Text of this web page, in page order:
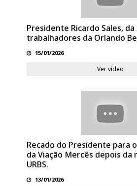
Presidente Ricardo Sales,
trabalhadores da Orlando
15/01/2026
Ver vídeo
Recado do Presidente para
da Viação Mercês depois da
URBS.
13/01/2026